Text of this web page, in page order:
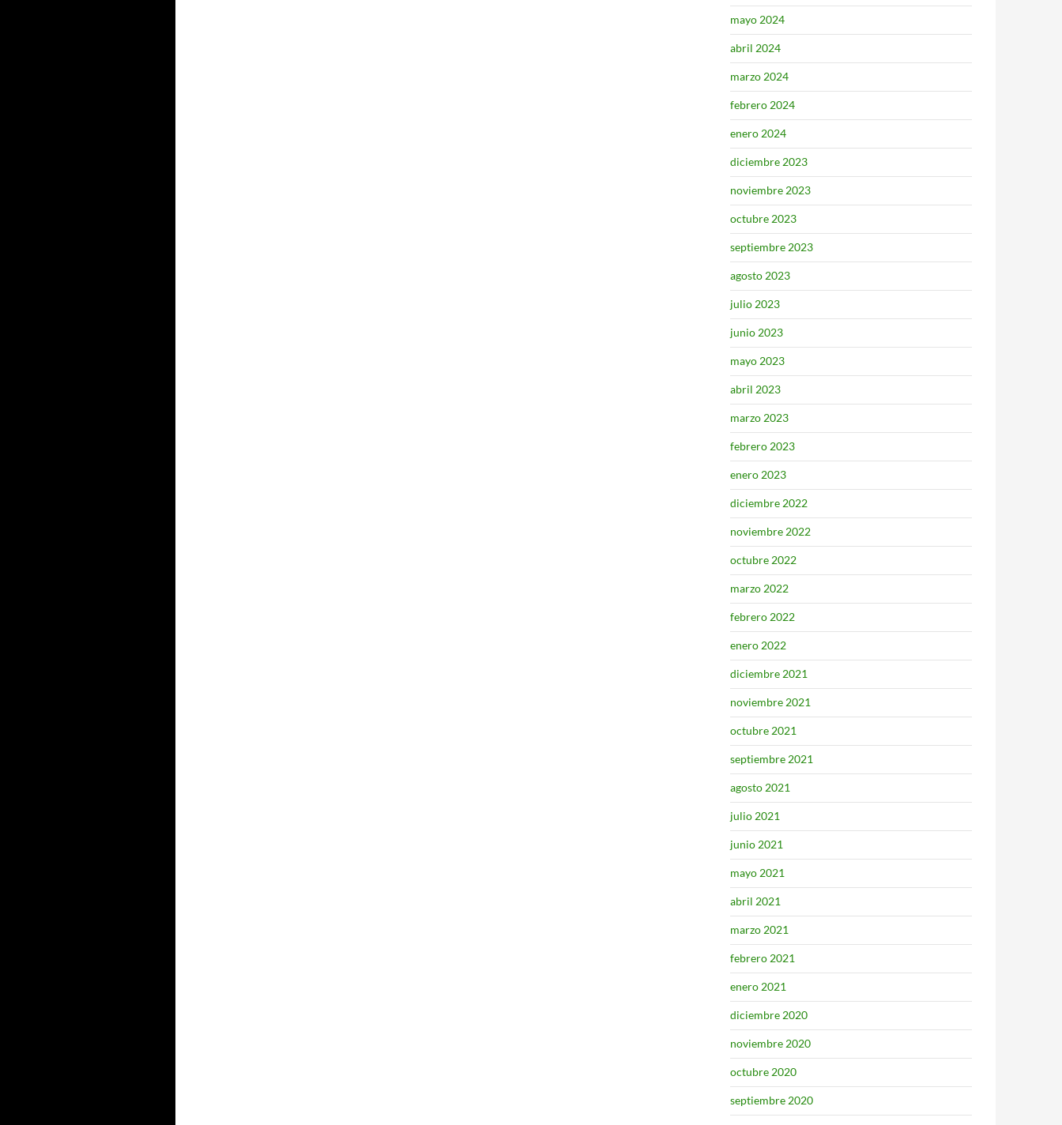
mayo 2024
abril 2024
marzo 2024
febrero 2024
enero 2024
diciembre 2023
noviembre 2023
octubre 2023
septiembre 2023
agosto 2023
julio 2023
junio 2023
mayo 2023
abril 2023
marzo 2023
febrero 2023
enero 2023
diciembre 2022
noviembre 2022
octubre 2022
marzo 2022
febrero 2022
enero 2022
diciembre 2021
noviembre 2021
octubre 2021
septiembre 2021
agosto 2021
julio 2021
junio 2021
mayo 2021
abril 2021
marzo 2021
febrero 2021
enero 2021
diciembre 2020
noviembre 2020
octubre 2020
septiembre 2020